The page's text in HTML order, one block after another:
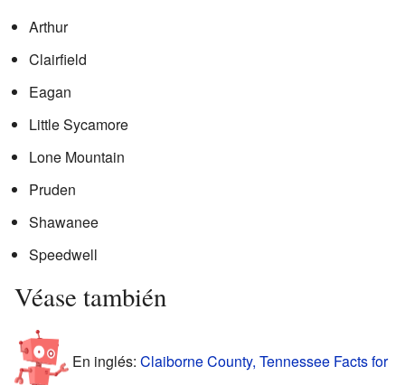
Arthur
Clairfield
Eagan
Little Sycamore
Lone Mountain
Pruden
Shawanee
Speedwell
Véase también
En inglés: Claiborne County, Tennessee Facts for